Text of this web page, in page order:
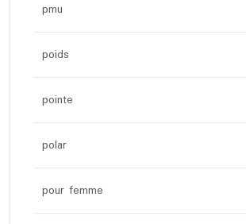
pmu
poids
pointe
polar
pour femme